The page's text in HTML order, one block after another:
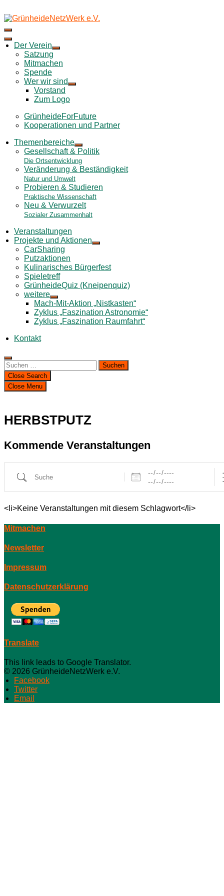
to
Der Verein
Satzung
Mitmachen
Spende
Wer wir sind
Vorstand
Zum Logo
GrünheideForFuture
Kooperationen und Partner
Themenbereiche
Gesellschaft & Politik
Die Ortsentwicklung
Veränderung & Beständigkeit
Natur und Umwelt
Probieren & Studieren
Praktische Wissenschaft
Neu & Verwurzelt
Sozialer Zusammenhalt
Veranstaltungen
Projekte und Aktionen
CarSharing
Putzaktionen
Kulinarisches Bürgerfest
Spieletreff
GrünheideQuiz (Kneipenquiz)
weitere
Mach-Mit-Aktion „Nistkasten“
Zyklus „Faszination Astronomie“
Zyklus „Faszination Raumfahrt“
Kontakt
Suchen
nach:
Close Search
Close Menu
HERBSTPUTZ
Kommende Veranstaltungen
Suche
Daten
<li>Keine Veranstaltungen mit diesem Schlagwort</li>
Mitmachen
Newsletter
Impressum
Datenschutzerklärung
Translate
This link leads to Google Translator.
© 2026 GrünheideNetzWerk e.V.
Facebook
Twitter
Email